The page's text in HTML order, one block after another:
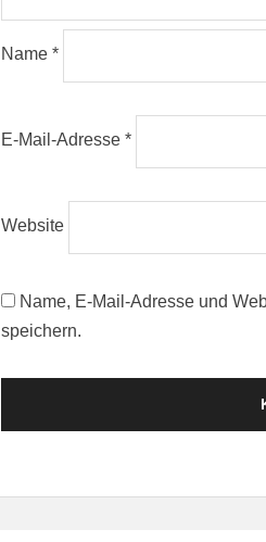
Name *
E-Mail-Adresse *
Website
Name, E-Mail-Adresse und
speichern.